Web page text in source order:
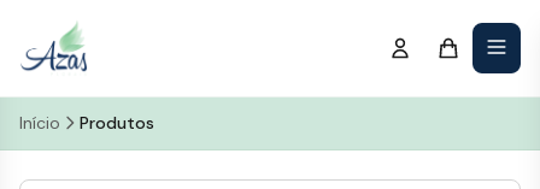
Início Produtos